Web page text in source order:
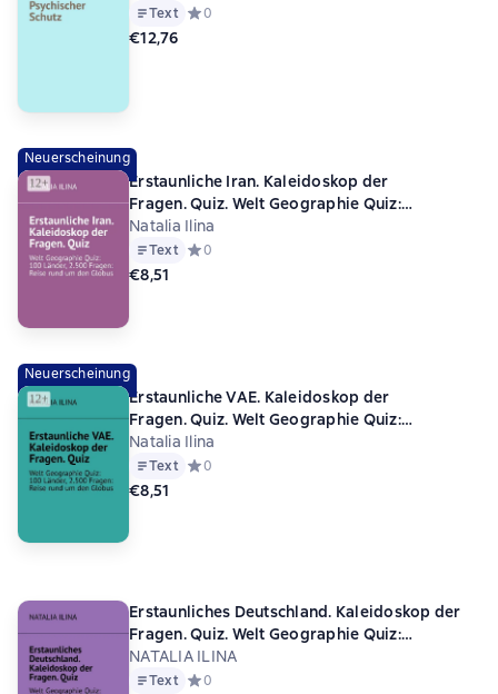
Text Средний рейтинг 0 на основе 0 оценок
0
€12,76
Neuerscheinung
Erstaunliche Iran. Kaleidoskop der
Fragen. Quiz. Welt Geographie Quiz:
100 Länder, 2.500 Fragen: Reise rund um den
Globus
Natalia Ilina
Text Средний рейтинг 0 на основе 0 оценок
0
€8,51
Neuerscheinung
Erstaunliche VAE. Kaleidoskop der
Fragen. Quiz. Welt Geographie Quiz:
100 Länder, 2.500 Fragen: Reise rund um den
Globus
Natalia Ilina
Text Средний рейтинг 0 на основе 0 оценок
0
€8,51
Erstaunliches Deutschland. Kaleidoskop der
Fragen. Quiz. Welt Geographie Quiz:
100 Länder, 2.500 Fragen: Reise rund um den
Globus
NATALIA ILINA
Text Средний рейтинг 0 на основе 0 оценок
0